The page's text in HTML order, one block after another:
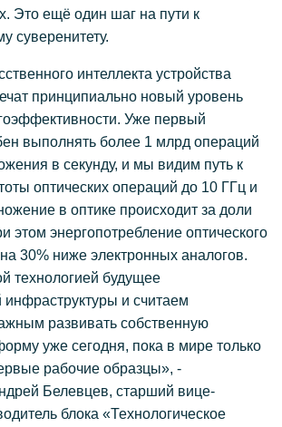
Это ещё один шаг на пути к
суверенитету.
интеллекта устройства
принципиально новый уровень
Уже первый
выполнять более 1 млрд операций
в секунду, и мы видим путь к
оптических операций до 10 ГГц и
в оптике происходит за доли
этом энергопотребление оптического
30% ниже электронных аналогов.
технологией будущее
инфраструктуры и считаем
развивать собственную
уже сегодня, пока в мире только
рабочие образцы», -
Белевцев, старший вице-
блока «Технологическое